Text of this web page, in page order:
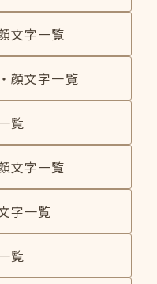
文字一覧
顔文字一覧
覧
文字一覧
字一覧
覧